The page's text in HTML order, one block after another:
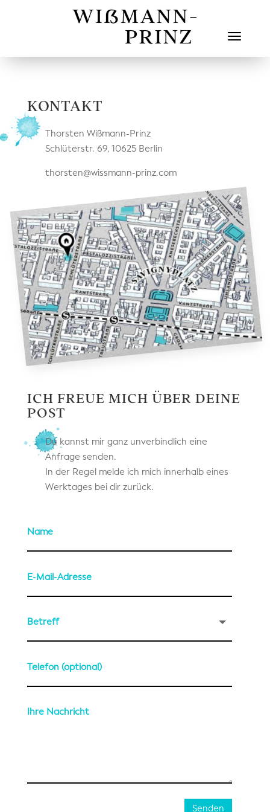
KONTAKT
Thorsten Wißmann-Prinz
Schlüterstr. 69, 10625 Berlin
thorsten@wissmann-prinz.com
ICH FREUE MICH ÜBER DEINE
POST
Du kannst mir ganz unverbindlich eine
Anfrage senden.
In der Regel melde ich mich innerhalb eines
Werktages bei dir zurück.
Senden